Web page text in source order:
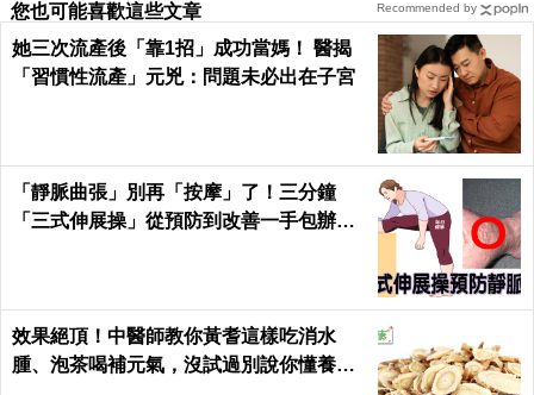
您也可能喜歡這些文章
她三次流產後「靠1招」成功當媽！ 醫揭
「習慣性流產」元兇：問題未必出在子宮
「靜脈曲張」別再「按摩」了！三分鐘
「三式伸展操」從預防到改善一手包辦｜
效果絕頂！中醫師教你黃耆這樣吃消水
腫、泡茶喝補元氣，沒試過別說你懂養生
Recommended by